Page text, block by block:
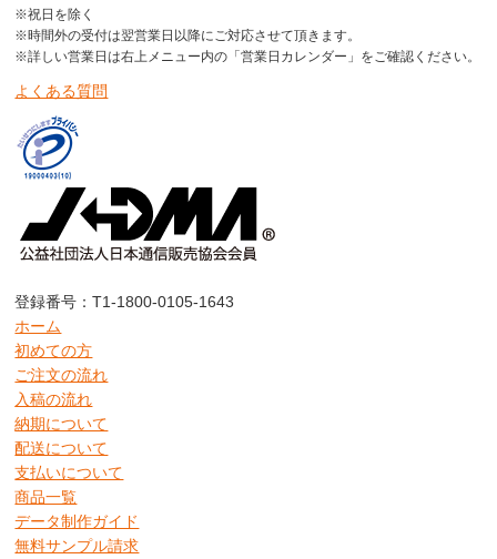
※祝日を除く
※時間外の受付は翌営業日以降にご対応させて頂きます。
※詳しい営業日は右上メニュー内の「営業日カレンダー」をご確認ください。
よくある質問
登録番号：T1-1800-0105-1643
ホーム
初めての方
ご注文の流れ
入稿の流れ
納期について
配送について
支払いについて
商品一覧
データ制作ガイド
無料サンプル請求